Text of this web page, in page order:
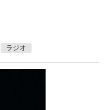
ラジオ